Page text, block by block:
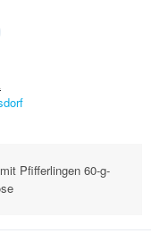
Pfifferlingen 60-g-